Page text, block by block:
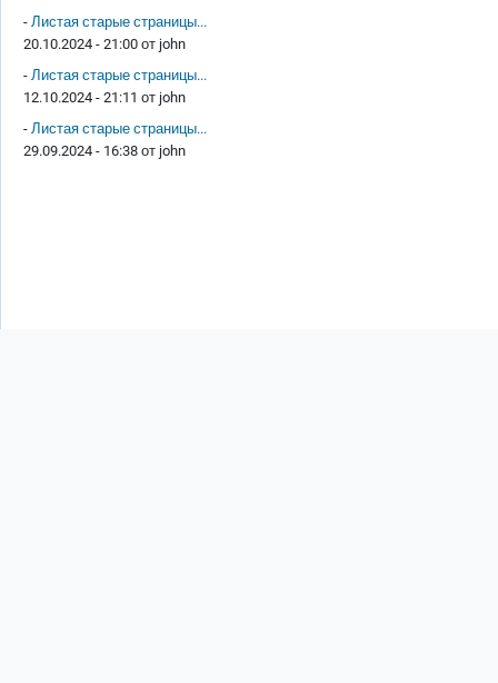
- Листая старые страницы...
20.10.2024 - 21:00 от john
- Листая старые страницы...
12.10.2024 - 21:11 от john
- Листая старые страницы...
29.09.2024 - 16:38 от john